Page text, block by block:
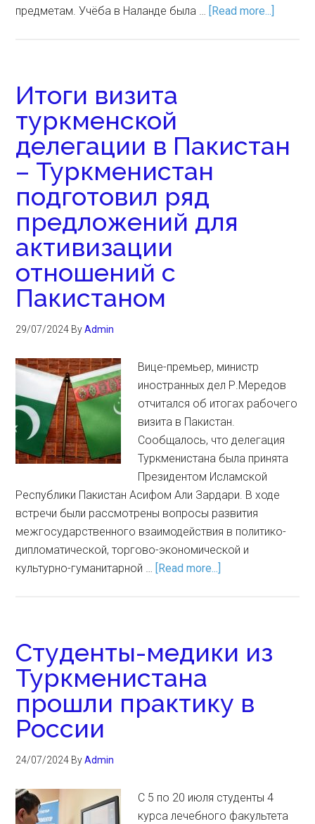
предметам. Учёба в Наланде была … [Read more...]
Итоги визита
туркменской
делегации в Пакистан
– Туркменистан
подготовил ряд
предложений для
активизации
отношений с
Пакистаном
29/07/2024 ByAdmin
Вице-премьер, министр
иностранных дел Р.Мередов
отчитался об итогах рабочего
визита в Пакистан.
Сообщалось, что делегация
Туркменистана была принята
Президентом Исламской
Республики Пакистан Асифом Али Зардари. В ходе
встречи были рассмотрены вопросы развития
межгосударственного взаимодействия в политико-
дипломатической, торгово-экономической и
культурно-гуманитарной … [Read more...]
Студенты-медики из
Туркменистана
прошли практику в
России
24/07/2024 ByAdmin
С 5 по 20 июля студенты 4
курса лечебного факультета